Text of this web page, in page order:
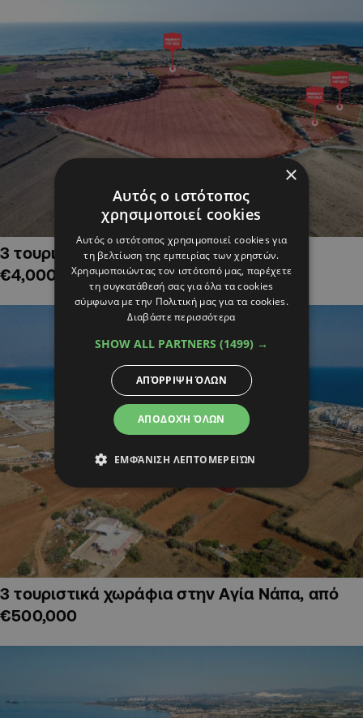
3 τουριστικά χωράφια στην Αλαμινό,
€4,000,000
3 τουριστικά χωράφια στην Αγία Νάπα, από
€500,000
×
Αυτός ο ιστότοπος
χρησιμοποιεί cookies
Αυτός ο ιστότοπος χρησιμοποιεί cookies για
τη βελτίωση της εμπειρίας των χρηστών.
Χρησιμοποιώντας τον ιστότοπό μας, παρέχετε
τη συγκατάθεσή σας για όλα τα cookies
σύμφωνα με την Πολιτική μας για τα cookies.
Διαβάστε περισσότερα
SHOW ALL PARTNERS (1499) →
ΑΠΟΔΟΧΉ ΌΛΩΝ
ΑΠΌΡΡΙΨΗ ΌΛΩΝ
ΕΜΦΆΝΙΣΗ ΛΕΠΤΟΜΕΡΕΙΏΝ